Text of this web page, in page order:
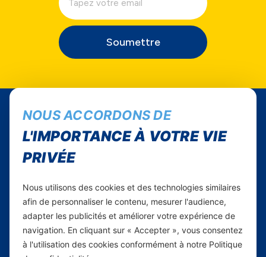
Soumettre
Suivez-nous...
Instagram
Facebook
NOUS ACCORDONS DE
L'IMPORTANCE À VOTRE VIE
PRIVÉE
Nous utilisons des cookies et des technologies similaires
afin de personnaliser le contenu, mesurer l'audience,
adapter les publicités et améliorer votre expérience de
navigation. En cliquant sur « Accepter », vous consentez
à l'utilisation des cookies conformément à notre Politique